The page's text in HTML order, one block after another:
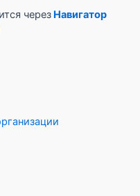
через Навигатор